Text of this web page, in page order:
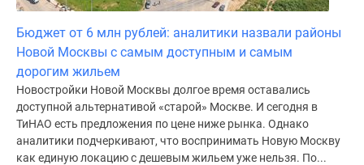
Бюджет от 6 млн рублей: аналитики назвали районы
Новой Москвы с самым доступным и самым
дорогим жильем
Новостройки Новой Москвы долгое время оставались
доступной альтернативой «старой» Москве. И сегодня в
ТиНАО есть предложения по цене ниже рынка. Однако
аналитики подчеркивают, что воспринимать Новую Москву
как единую локацию с дешевым жильем уже нельзя. По...